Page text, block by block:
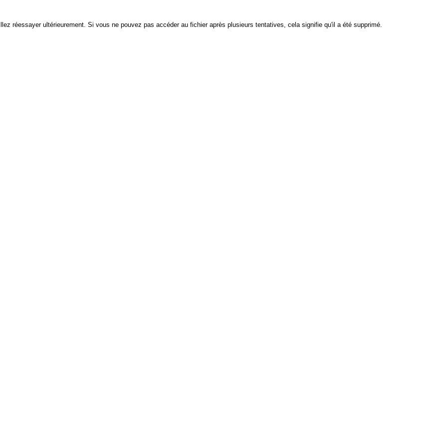
réessayer ultérieurement. Si vous ne pouvez pas accéder au fichier après plusieurs tentatives, cela signifie qu'il a été supprimé.